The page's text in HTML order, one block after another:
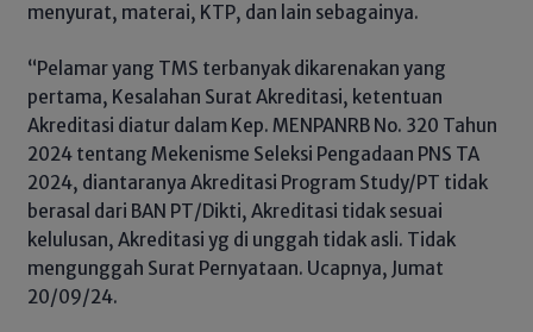
menyurat, materai, KTP, dan lain sebagainya.
“Pelamar yang TMS terbanyak dikarenakan yang
pertama, Kesalahan Surat Akreditasi, ketentuan
Akreditasi diatur dalam Kep. MENPANRB No. 320 Tahun
2024 tentang Mekenisme Seleksi Pengadaan PNS TA
2024, diantaranya Akreditasi Program Study/PT tidak
berasal dari BAN PT/Dikti, Akreditasi tidak sesuai
kelulusan, Akreditasi yg di unggah tidak asli. Tidak
mengunggah Surat Pernyataan. Ucapnya, Jumat
20/09/24.